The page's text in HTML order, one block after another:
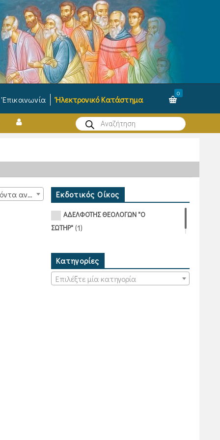
Ἐπικοινωνία Ἠλεκτρονικό Κατάστημα
0
Products
search
15 προϊόντα ανά σελίδα Εκδοτικός Οίκος
ΑΔΕΛΦΟΤΗΣ ΘΕΟΛΟΓΩΝ "Ο
ΣΩΤΗΡ"(1)
Κατηγορίες
Επιλέξτε μία κατηγορία